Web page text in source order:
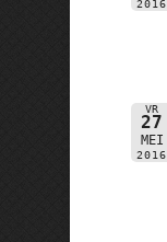
2016
VR
27
MEI
2016